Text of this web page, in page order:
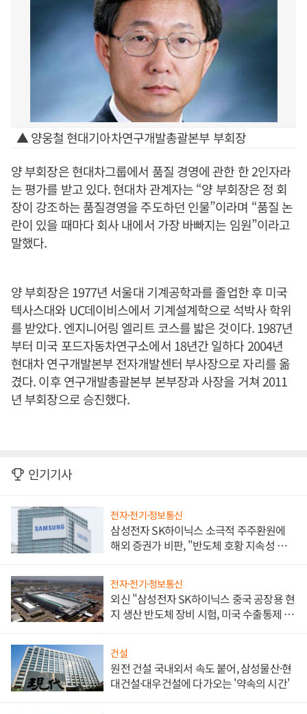
▲ 양웅철 현대기아차연구개발총괄본부 부회장
양 부회장은 현대차그룹에서 품질 경영에 관한 한 2인자라
는 평가를 받고 있다. 현대차 관계자는 “양 부회장은 정 회
장이 강조하는 품질경영을 주도하던 인물”이라며 “품질 논
란이 있을 때마다 회사 내에서 가장 바빠지는 임원”이라고
말했다.
양 부회장은 1977년 서울대 기계공학과를 졸업한 후 미국
텍사스대와 UC데이비스에서 기계설계학으로 석박사 학위
를 받았다. 엔지니어링 엘리트 코스를 밟은 것이다. 1987년
부터 미국 포드자동차연구소에서 18년간 일하다 2004년
현대차 연구개발본부 전자개발센터 부사장으로 자리를 옮
겼다. 이후 연구개발총괄본부 본부장과 사장을 거쳐 2011
년 부회장으로 승진했다.
인기기사
전자·전기·정보통신
삼성전자 SK하이닉스 소극적 주주환원에
해외 증권가 비판, "반도체 호황 지속성 의
전자·전기·정보통신
외신 "삼성전자 SK하이닉스 중국 공장용 현
지 생산 반도체 장비 시험, 미국 수출통제 대
건설
원전 건설 국내외서 속도 붙어, 삼성물산·현
대건설·대우건설에 다가오는 '약속의 시간'